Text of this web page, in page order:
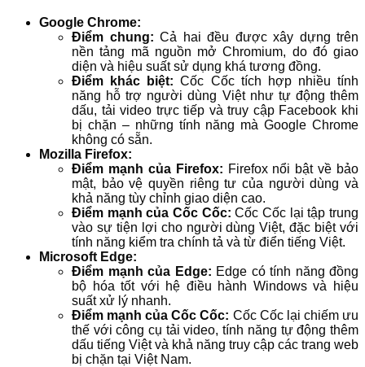
Google Chrome:
Điểm chung: Cả hai đều được xây dựng trên
nền tảng mã nguồn mở Chromium, do đó giao
diện và hiệu suất sử dụng khá tương đồng.
Điểm khác biệt:Cốc Cốc tích hợp nhiều tính
năng hỗ trợ người dùng Việt như tự động thêm
dấu, tải video trực tiếp và truy cập Facebook khi
bị chặn – những tính năng mà Google Chrome
không có sẵn.
Mozilla Firefox:
Điểm mạnh của Firefox: Firefox nổi bật về bảo
mật, bảo vệ quyền riêng tư của người dùng và
khả năng tùy chỉnh giao diện cao.
Điểm mạnh của Cốc Cốc:Cốc Cốc lại tập trung
vào sự tiện lợi cho người dùng Việt, đặc biệt với
tính năng kiểm tra chính tả và từ điển tiếng Việt.
Microsoft Edge:
Điểm mạnh của Edge: Edge có tính năng đồng
bộ hóa tốt với hệ điều hành Windows và hiệu
suất xử lý nhanh.
Điểm mạnh của Cốc Cốc: Cốc Cốc lại chiếm ưu
thế với công cụ tải video, tính năng tự động thêm
dấu tiếng Việt và khả năng truy cập các trang web
bị chặn tại Việt Nam.